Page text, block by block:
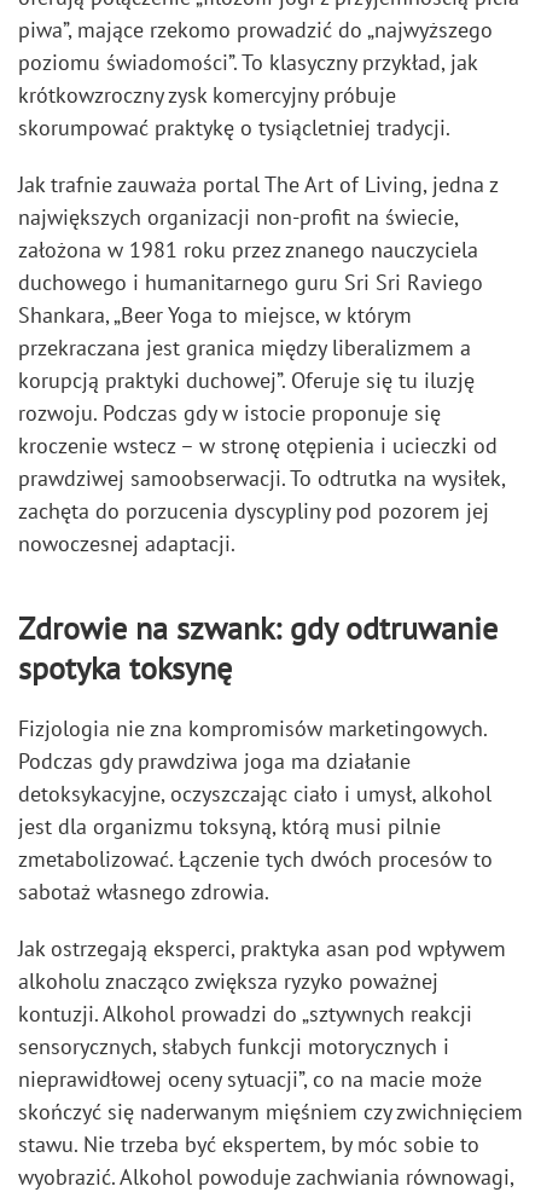
piwa”, mające rzekomo prowadzić do „najwyższego
poziomu świadomości”. To klasyczny przykład, jak
krótkowzroczny zysk komercyjny próbuje
skorumpować praktykę o tysiącletniej tradycji.
Jak trafnie zauważa portal The Art of Living, jedna z
największych organizacji non-profit na świecie,
założona w 1981 roku przez znanego nauczyciela
duchowego i humanitarnego guru Sri Sri Raviego
Shankara, „Beer Yoga to miejsce, w którym
przekraczana jest granica między liberalizmem a
korupcją praktyki duchowej”. Oferuje się tu iluzję
rozwoju. Podczas gdy w istocie proponuje się
kroczenie wstecz – w stronę otępienia i ucieczki od
prawdziwej samoobserwacji. To odtrutka na wysiłek,
zachęta do porzucenia dyscypliny pod pozorem jej
nowoczesnej adaptacji.
Zdrowie na szwank: gdy odtruwanie
spotyka toksynę
Fizjologia nie zna kompromisów marketingowych.
Podczas gdy prawdziwa joga ma działanie
detoksykacyjne, oczyszczając ciało i umysł, alkohol
jest dla organizmu toksyną, którą musi pilnie
zmetabolizować. Łączenie tych dwóch procesów to
sabotaż własnego zdrowia.
Jak ostrzegają eksperci, praktyka asan pod wpływem
alkoholu znacząco zwiększa ryzyko poważnej
kontuzji. Alkohol prowadzi do „sztywnych reakcji
sensorycznych, słabych funkcji motorycznych i
nieprawidłowej oceny sytuacji”, co na macie może
skończyć się naderwanym mięśniem czy zwichnięciem
stawu. Nie trzeba być ekspertem, by móc sobie to
wyobrazić. Alkohol powoduje zachwiania równowagi,